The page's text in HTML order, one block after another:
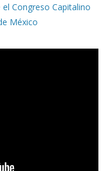
Congreso Capitalino
México